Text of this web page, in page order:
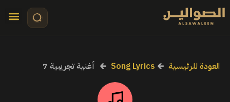
العودة للرئيسية 🡰
Song Lyrics
🡰 أغنية تجريبية 7